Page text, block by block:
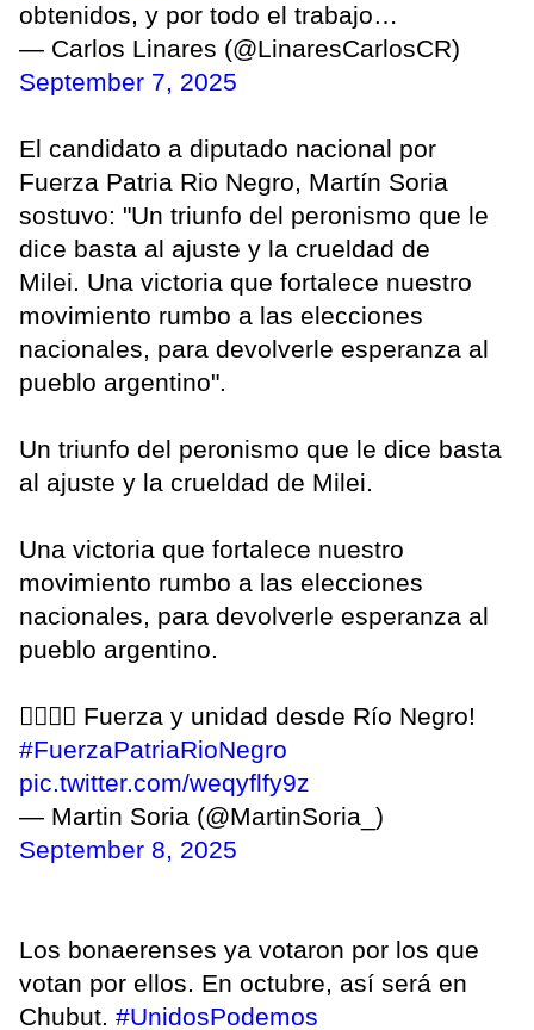
obtenidos, y por todo el trabajo…
— Carlos Linares (@LinaresCarlosCR)
September 7, 2025
El candidato a diputado nacional por
Fuerza Patria Rio Negro, Martín Soria
sostuvo: "Un triunfo del peronismo que le
dice basta al ajuste y la crueldad de
Milei. Una victoria que fortalece nuestro
movimiento rumbo a las elecciones
nacionales, para devolverle esperanza al
pueblo argentino".
Un triunfo del peronismo que le dice basta
al ajuste y la crueldad de Milei.
Una victoria que fortalece nuestro
movimiento rumbo a las elecciones
nacionales, para devolverle esperanza al
pueblo argentino.
✌🏼🇦🇷 Fuerza y unidad desde Río Negro!
#FuerzaPatriaRioNegro
pic.twitter.com/weqyflfy9z
— Martin Soria (@MartinSoria_)
September 8, 2025
Los bonaerenses ya votaron por los que
votan por ellos. En octubre, así será en
Chubut. #UnidosPodemos